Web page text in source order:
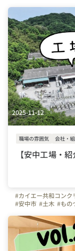
2025-11-12
職場の雰囲気 会社・
【安中工場・
#カイエー共和コンク
#安中市 #土木 #もの